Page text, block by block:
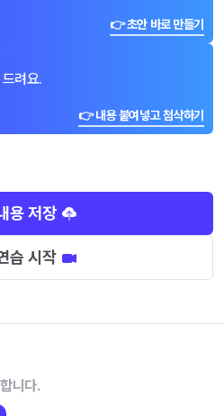
👉 초안 바로 만들기
려요.
👉 내용 붙여넣고 첨삭하기
용 저장
습 시작
니다.